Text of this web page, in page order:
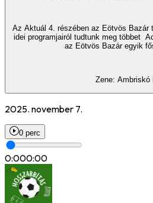
Az Aktuál 4. részében az Eötvös Bazár
idei programjairól tudtunk meg többet
az Eötvös Bazár egyik
Zene: Ambriskó
2025. november 7.
0 perc
0:000:00